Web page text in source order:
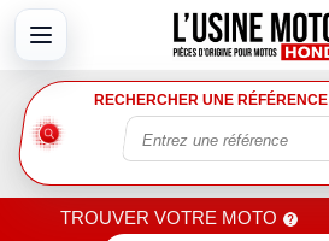
RECHERCHER UNE RÉFÉRENCE
TROUVER VOTRE MOTO